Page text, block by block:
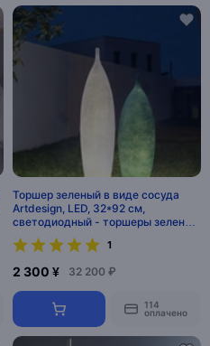
Торшер зеленый в виде сосуда
Artdesign, LED, 32*92 см,
светодиодный - торшеры зеленые
напольные
1
2 300 ¥ 32 200 ₽
114
оплачено